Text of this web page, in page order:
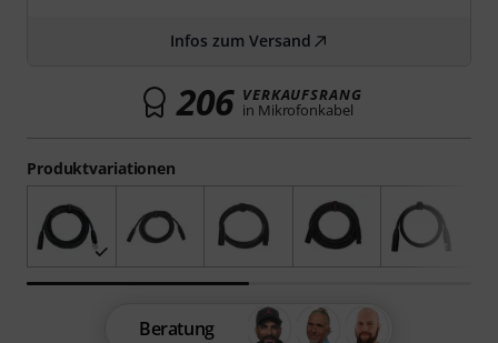
Produktvariationen
Infos zum Versand
206 VERKAUFSRANG
in Mikrofonkabel
Beratung